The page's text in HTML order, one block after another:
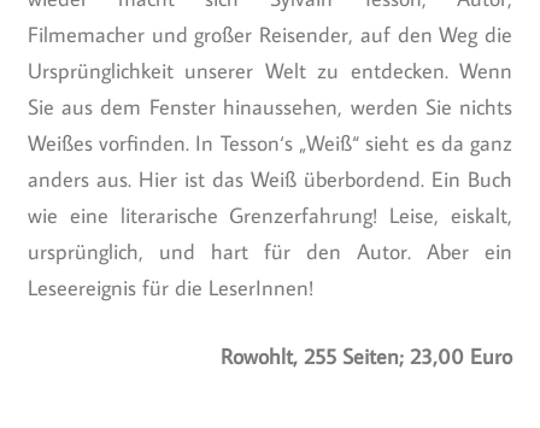
Filmemacher und großer Reisender, auf den Weg die
Ursprünglichkeit unserer Welt zu entdecken. Wenn
Sie aus dem Fenster hinaussehen, werden Sie nichts
Weißes vorfinden. In Tesson‘s „Weiß“ sieht es da ganz
anders aus. Hier ist das Weiß überbordend. Ein Buch
wie eine literarische Grenzerfahrung! Leise, eiskalt,
ursprünglich, und hart für den Autor. Aber ein
Leseereignis für die LeserInnen!
Rowohlt, 255 Seiten; 23,00 Euro